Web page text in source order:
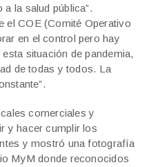
la salud pública”.
el COE (Comité Operativo
en el control pero hay
situación de pandemia,
de todas y todos. La
comerciales y
y hacer cumplir los
y mostró una fotografía
MyM donde reconocidos